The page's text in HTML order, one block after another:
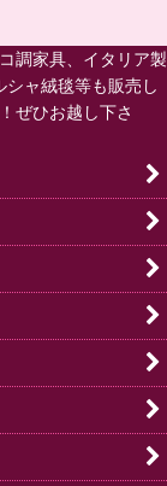
調家具、イタリア製
ャ絨毯等も販売し
ぜひお越し下さ